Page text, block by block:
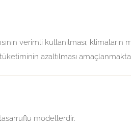
verimli kullanılması;
azaltılması
modellerdir.